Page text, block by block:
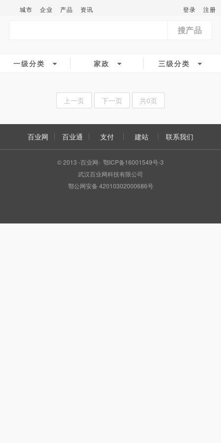
城市 企业 产品 资讯 登录 注册
搜产品
一级分类 家政 三级分类
上一页 下一页 共0页
百业网 百业通 支付 建站 联系我们
© 2013 -百业网- 鄂ICP备16001549号-3
武汉百业网科技有限公司
鄂公网安备 42010302000686号